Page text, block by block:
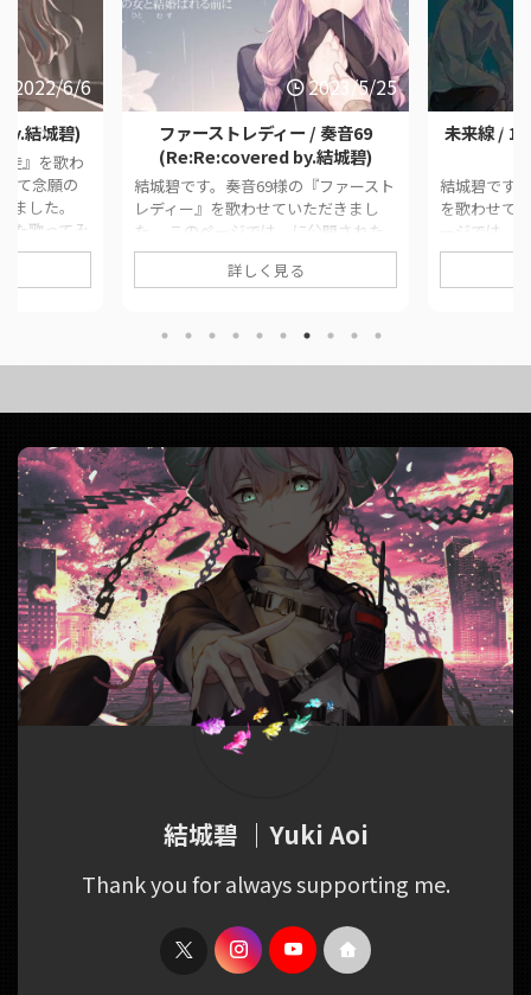
2022/6/6
結城碧)
徒』を歌わ
て念願の
ました。
た歌ってみ
をまとめて
stat
2023/5/25
ファーストレディー / 奏音69
(Re:Re:covered by.結城碧)
結城碧です。奏音69様の『ファースト
レディー』を歌わせていただきまし
た。 このページでは、に公開された
歌ってみた動画の情報や公式リンクを
まとめています。 ■ 作品情報
動画リンク ファーストレディー / 奏音
69 (Re:Re:covered by.結城碧)
us/1661673471351324679
詳しく見る
未来線 /
結城碧です
を歌わせて
ージでは、
の情報や公
様 ■ 動画リ
https://
結城碧 ｜Yuki Aoi
Thank you for always supporting me.